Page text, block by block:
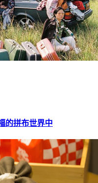
的拼布世界中